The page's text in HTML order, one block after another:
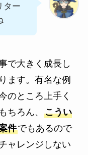
ター
で大きく成長し
ます。有名な例
のところ上手く
ちろん、 こうい
件でもあるので
ャレンジしない